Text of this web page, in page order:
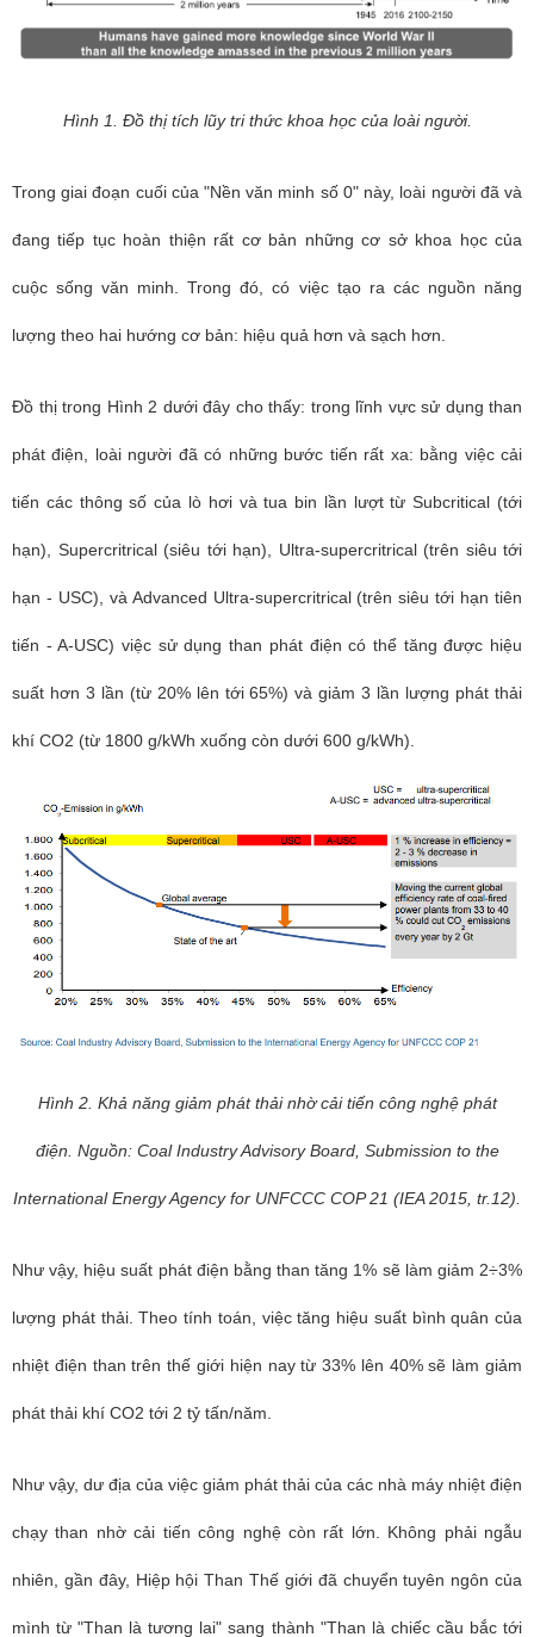
Hình 1. Đồ thị tích lũy tri thức khoa học của loài người.
Trong giai đoạn cuối của "Nền văn minh số 0" này, loài người đã và
đang tiếp tục hoàn thiện rất cơ bản những cơ sở khoa học của
cuộc sống văn minh. Trong đó, có việc tạo ra các nguồn năng
lượng theo hai hướng cơ bản: hiệu quả hơn và sạch hơn.
Đồ thị trong Hình 2 dưới đây cho thấy: trong lĩnh vực sử dụng than
phát điện, loài người đã có những bước tiến rất xa: bằng việc cải
tiến các thông số của lò hơi và tua bin lần lượt từ Subcritical (tới
hạn), Supercritrical (siêu tới hạn), Ultra-supercritrical (trên siêu tới
hạn - USC), và Advanced Ultra-supercritrical (trên siêu tới hạn tiên
tiến - A-USC) việc sử dụng than phát điện có thể tăng được hiệu
suất hơn 3 lần (từ 20% lên tới 65%) và giảm 3 lần lượng phát thải
khí CO2 (từ 1800 g/kWh xuống còn dưới 600 g/kWh).
Hình 2. Khả năng giảm phát thải nhờ cải tiến công nghệ phát
điện. Nguồn: Coal Industry Advisory Board, Submission to the
International Energy Agency for UNFCCC COP 21 (IEA 2015, tr.12).
Như vậy, hiệu suất phát điện bằng than tăng 1% sẽ làm giảm 2÷3%
lượng phát thải. Theo tính toán, việc tăng hiệu suất bình quân của
nhiệt điện than trên thế giới hiện nay từ 33% lên 40% sẽ làm giảm
phát thải khí CO2 tới 2 tỷ tấn/năm.
Như vậy, dư địa của việc giảm phát thải của các nhà máy nhiệt điện
chạy than nhờ cải tiến công nghệ còn rất lớn. Không phải ngẫu
nhiên, gần đây, Hiệp hội Than Thế giới đã chuyển tuyên ngôn của
mình từ "Than là tương lai" sang thành "Than là chiếc cầu bắc tới